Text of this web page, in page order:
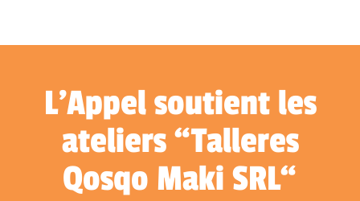
L'Appel soutient les
ateliers “Talleres
Qosqo Maki SRL“